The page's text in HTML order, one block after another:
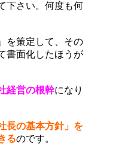
下さい。何度も何
を策定して、その
書面化したほうが
経営の根幹になり
長の基本方針」を
るのです。